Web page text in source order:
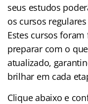
seus estudos
os cursos
Estes cursos
preparar com o
atualizado,
brilhar em cada
Clique abaixo e